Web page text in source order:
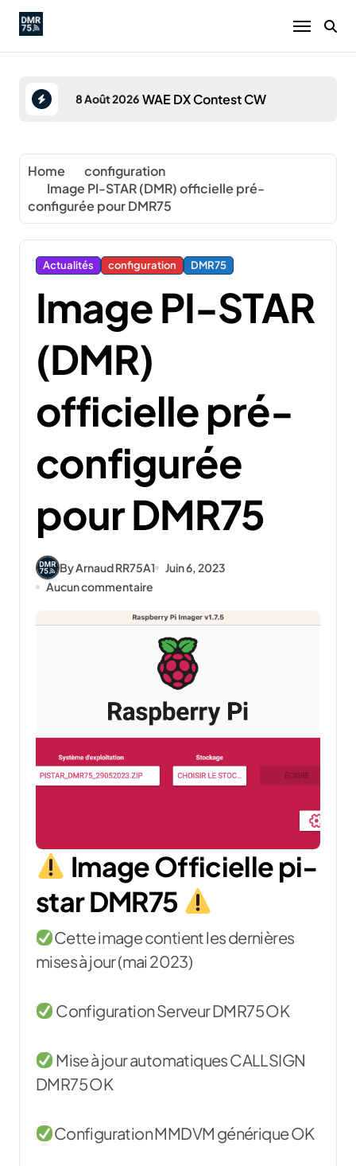
8 Août 2026 WAE DX Contest CW
Home
configuration
Image PI-STAR (DMR) officielle pré-
configurée pour DMR75
Actualités configuration DMR75
Image PI-STAR
(DMR)
officielle pré-
configurée
pour DMR75
By Arnaud RR75A1
Juin 6, 2023
Aucun commentaire
Image Officielle pi-
star DMR75
Cette image contient les dernières
mises à jour (mai 2023)
Configuration Serveur DMR75 OK
Mise à jour automatiques CALLSIGN
DMR75 OK
Configuration MMDVM générique OK